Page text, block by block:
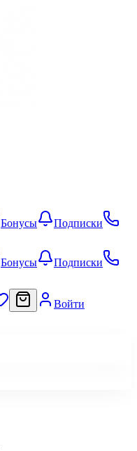
Бонусы
Подписки
Бонусы
Подписки
Войти